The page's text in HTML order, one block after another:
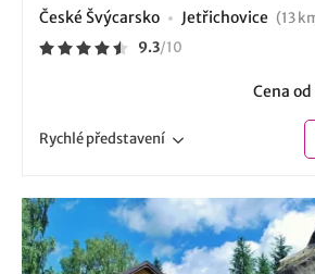
České Švýcarsko Jetřichovice (13
9.3/10
Cena od
Rychlépředstavení